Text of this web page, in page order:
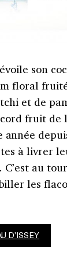
son
floral
et de
fruit de
année
à livrer
C’est au
les
D’ISSEY